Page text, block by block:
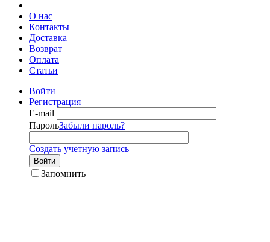
О нас
Контакты
Доставка
Возврат
Оплата
Статьи
Войти
Регистрация
E-mail
ПарольЗабыли пароль?
Создать учетную запись
Войти
Запомнить